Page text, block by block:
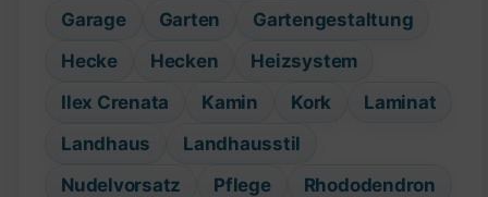
Garage
Garten
Gartengestaltung
Hecke
Hecken
Heizsystem
Ilex Crenata
Kamin Kork
Laminat
Landhaus
Landhausstil
Nudelvorsatz
Pflege
Rhododendron